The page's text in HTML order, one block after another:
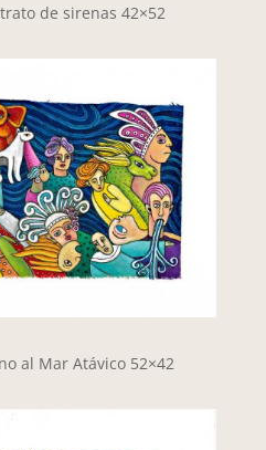
de sirenas 42×52
al Mar Atávico 52×42